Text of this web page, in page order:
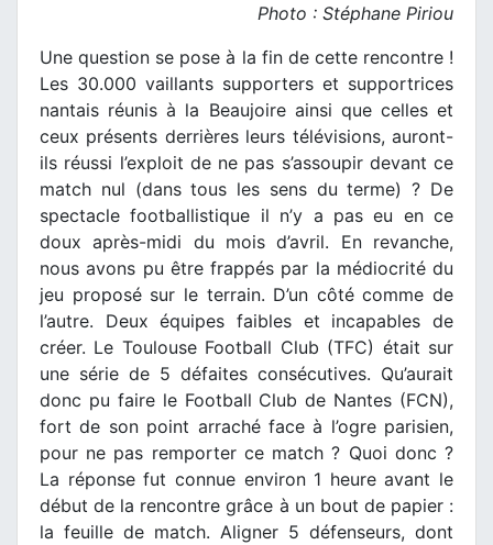
Photo : Stéphane Piriou
Une question se pose à la fin de cette rencontre !
Les 30.000 vaillants supporters et supportrices
nantais réunis à la Beaujoire ainsi que celles et
ceux présents derrières leurs télévisions, auront-
ils réussi l’exploit de ne pas s’assoupir devant ce
match nul (dans tous les sens du terme) ? De
spectacle footballistique il n’y a pas eu en ce
doux après-midi du mois d’avril. En revanche,
nous avons pu être frappés par la médiocrité du
jeu proposé sur le terrain. D’un côté comme de
l’autre. Deux équipes faibles et incapables de
créer. Le Toulouse Football Club (TFC) était sur
une série de 5 défaites consécutives. Qu’aurait
donc pu faire le Football Club de Nantes (FCN),
fort de son point arraché face à l’ogre parisien,
pour ne pas remporter ce match ? Quoi donc ?
La réponse fut connue environ 1 heure avant le
début de la rencontre grâce à un bout de papier :
la feuille de match. Aligner 5 défenseurs, dont